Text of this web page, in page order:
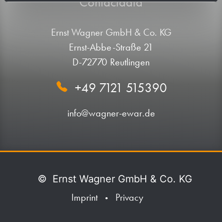
Ernst Wagner GmbH & Co. KG
Ernst-Abbe-Straße 21
D-72770 Reutlingen
+49 7121 515390
info@wagner-ewar.de
© Ernst Wagner GmbH & Co. KG
Imprint
• Privacy